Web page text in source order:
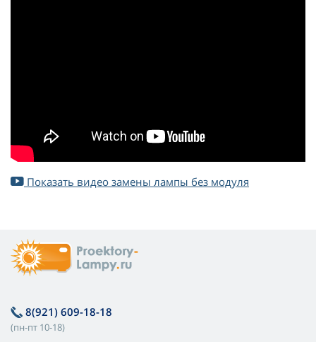
Показать видео замены лампы без модуля
8(921) 609-18-18
(пн-пт 10-18)